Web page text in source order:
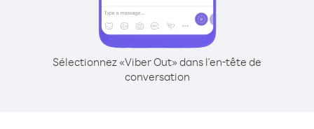
Sélectionnez «Viber Out» dans l'en-tête de
conversation